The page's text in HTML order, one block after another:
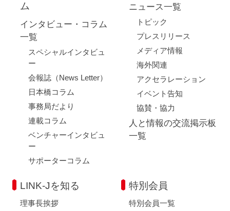
ム
インタビュー・コラム
一覧
スペシャルインタビュ
ー
会報誌（News Letter）
日本橋コラム
事務局だより
連載コラム
ベンチャーインタビュ
ー
サポーターコラム
ニュース一覧
トピック
プレスリリース
メディア情報
海外関連
アクセラレーション
イベント告知
協賛・協力
人と情報の交流掲示板
一覧
LINK-Jを知る
理事長挨拶
特別会員
特別会員一覧